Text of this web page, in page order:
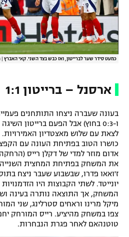
הצטרפות לחבילת הערוצים
לוח דרושים – ג'ובנט
המגזין
כמעט סידר שער לברייטון, ואז כבש בצד השני. קאי האברץ
ארסנל – ברייטון 1:1
ו-0:3 בחוץ) אבל הפעם ברייטון
לצאת עם שלוש מאצטדיון
אדום מוזר למדי של דקלן רייס
את המשחק בפתיחת המחצית השנייה
ז'ואאו פדרו, שבשבוע שעבר ניצח
יונייטד. לשתי הקבוצות היו
המשחק, אך התוצאה נותרה בעינה
מיקל מרינו וראחים סטרלינג, שני
צפו במשחק מהיציע. רייס המורחק
טוטנהאם לאחר פגרת הנבחרות.